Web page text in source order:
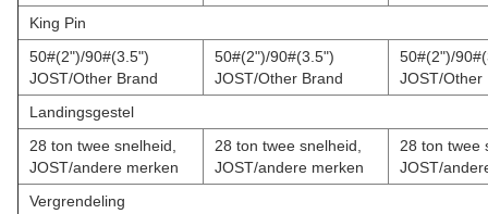
King Pin
50#(2")/90#(3.5")
JOST/Other Brand
50#(2")/90#(3.5")
JOST/Other Brand
50#(2")/
JOST/Other
Landingsgestel
28 ton twee snelheid,
JOST/andere merken
28 ton twee snelheid,
JOST/andere merken
28 ton twee
JOST/
Vergrendeling